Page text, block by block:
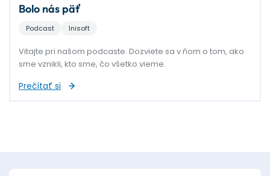
Bolo nás päť
Podcast Inisoft
Vitajte pri našom podcaste. Dozviete sa v ňom o tom, ako
sme vznikli, kto sme, čo všetko vieme.
Prečítať si